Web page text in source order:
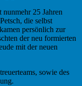
nunmehr 25 Jahren
die selbst
persönlich zur
der neu formierten
mit der neuen
sowie des